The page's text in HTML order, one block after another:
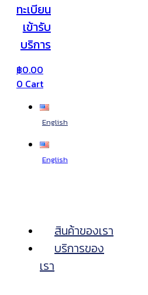
ทะเบียน
เข้ารับ
บริการ
฿0.00
0 Cart
English
English
สินค้าของเรา
บริการของ
เรา